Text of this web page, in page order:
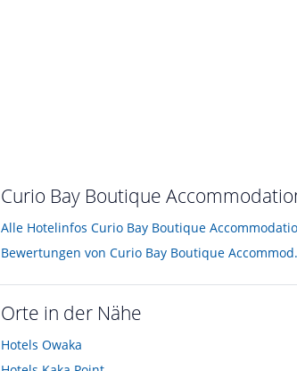
Curio Bay Boutique
Alle Hotelinfos Curio Bay Boutique
Orte in der Nähe
Hotels Owaka